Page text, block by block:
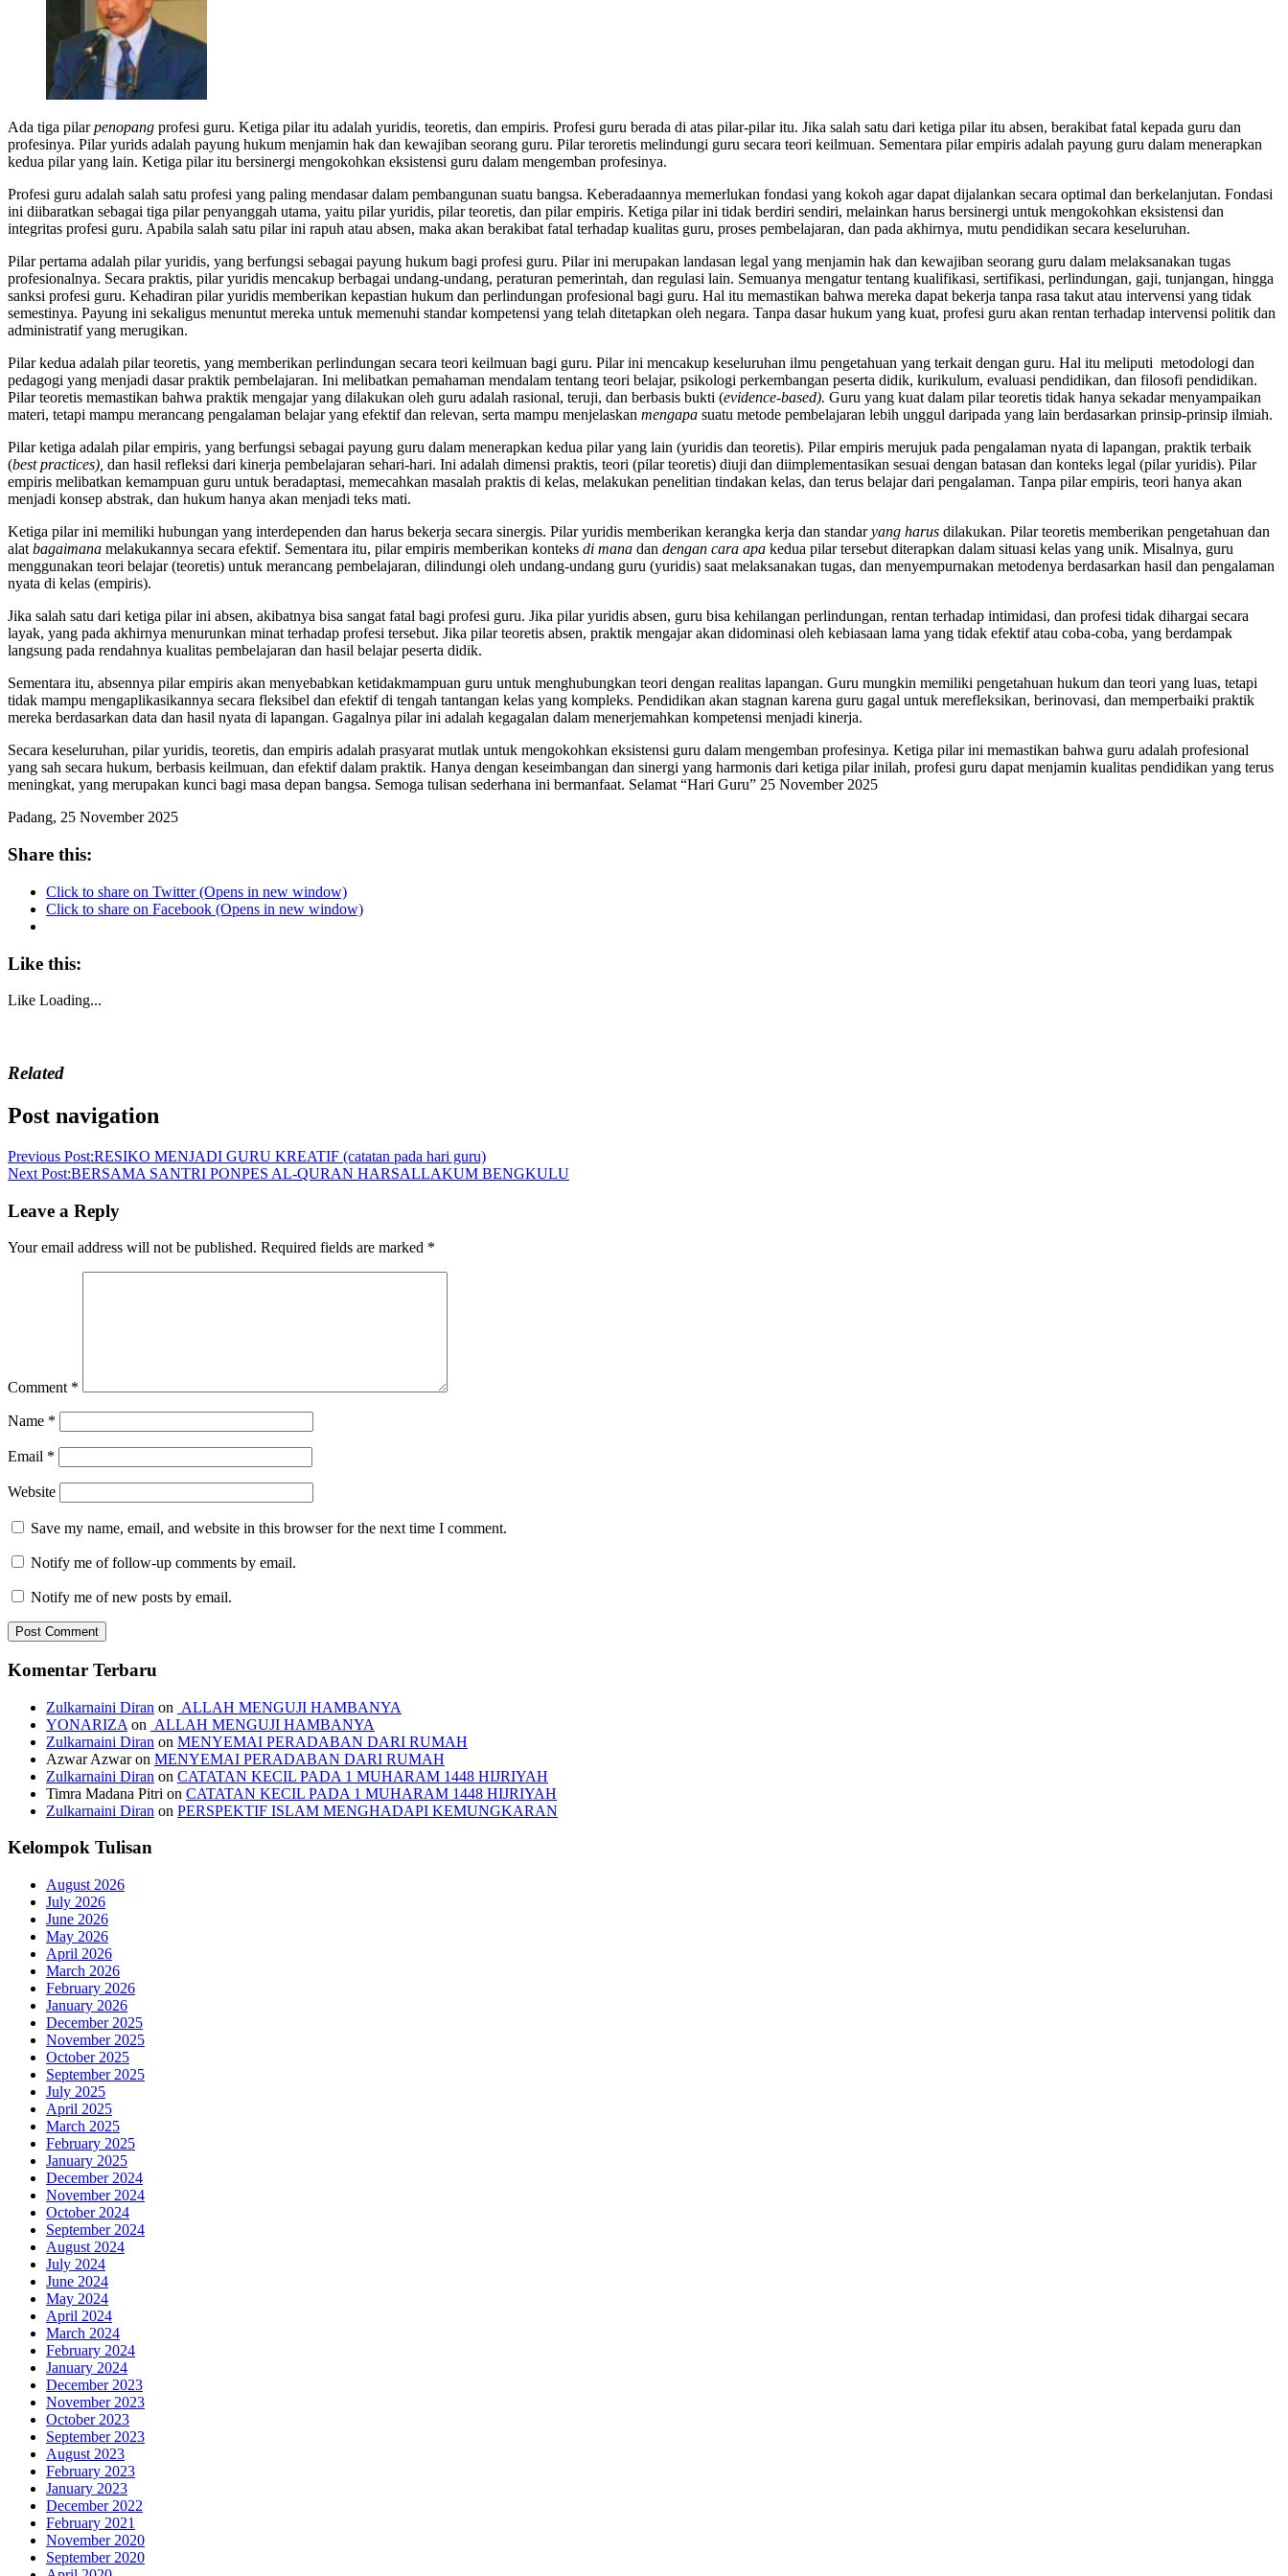
Ada tiga pilarpenopang profesi guru. Ketiga pilar itu adalah yuridis, teoretis, dan empiris. Profesi guru berada di atas pilar-pilar itu. Jika salah satu dari ketiga pilar itu absen, berakibat fatal kepada guru dan
profesinya. Pilar yurids adalah payung hukum menjamin hak dan kewajiban seorang guru. Pilar teroretis melindungi guru secara teori keilmuan. Sementara pilar empiris adalah payung guru dalam menerapkan
kedua pilar yang lain. Ketiga pilar itu bersinergi mengokohkan eksistensi guru dalam mengemban profesinya.
Profesi guru adalah salah satu profesi yang paling mendasar dalam pembangunan suatu bangsa. Keberadaannya memerlukan fondasi yang kokoh agar dapat dijalankan secara optimal dan berkelanjutan. Fondasi
ini diibaratkan sebagai tiga pilar penyanggah utama, yaitu pilar yuridis, pilar teoretis, dan pilar empiris. Ketiga pilar ini tidak berdiri sendiri, melainkan harus bersinergi untuk mengokohkan eksistensi dan
integritas profesi guru. Apabila salah satu pilar ini rapuh atau absen, maka akan berakibat fatal terhadap kualitas guru, proses pembelajaran, dan pada akhirnya, mutu pendidikan secara keseluruhan.
Pilar pertama adalah pilar yuridis, yang berfungsi sebagai payung hukum bagi profesi guru. Pilar ini merupakan landasan legal yang menjamin hak dan kewajiban seorang guru dalam melaksanakan tugas
profesionalnya. Secara praktis, pilar yuridis mencakup berbagai undang-undang, peraturan pemerintah, dan regulasi lain. Semuanya mengatur tentang kualifikasi, sertifikasi, perlindungan, gaji, tunjangan, hingga
sanksi profesi guru. Kehadiran pilar yuridis memberikan kepastian hukum dan perlindungan profesional bagi guru. Hal itu memastikan bahwa mereka dapat bekerja tanpa rasa takut atau intervensi yang tidak
semestinya. Payung ini sekaligus menuntut mereka untuk memenuhi standar kompetensi yang telah ditetapkan oleh negara. Tanpa dasar hukum yang kuat, profesi guru akan rentan terhadap intervensi politik dan
administratif yang merugikan.
Pilar kedua adalah pilar teoretis, yang memberikan perlindungan secara teori keilmuan bagi guru. Pilar ini mencakup keseluruhan ilmu pengetahuan yang terkait dengan guru. Hal itu meliputi metodologi dan
pedagogi yang menjadi dasar praktik pembelajaran. Ini melibatkan pemahaman mendalam tentang teori belajar, psikologi perkembangan peserta didik, kurikulum, evaluasi pendidikan, dan filosofi pendidikan.
Pilar teoretis memastikan bahwa praktik mengajar yang dilakukan oleh guru adalah rasional, teruji, dan berbasis bukti (evidence-based). Guru yang kuat dalam pilar teoretis tidak hanya sekadar menyampaikan
materi, tetapi mampu merancang pengalaman belajar yang efektif dan relevan, serta mampu menjelaskan mengapa suatu metode pembelajaran lebih unggul daripada yang lain berdasarkan prinsip-prinsip ilmiah.
Pilar ketiga adalah pilar empiris, yang berfungsi sebagai payung guru dalam menerapkan kedua pilar yang lain (yuridis dan teoretis). Pilar empiris merujuk pada pengalaman nyata di lapangan, praktik terbaik
(best practices), dan hasil refleksi dari kinerja pembelajaran sehari-hari. Ini adalah dimensi praktis, teori (pilar teoretis) diuji dan diimplementasikan sesuai dengan batasan dan konteks legal (pilar yuridis). Pilar
empiris melibatkan kemampuan guru untuk beradaptasi, memecahkan masalah praktis di kelas, melakukan penelitian tindakan kelas, dan terus belajar dari pengalaman. Tanpa pilar empiris, teori hanya akan
menjadi konsep abstrak, dan hukum hanya akan menjadi teks mati.
Ketiga pilar ini memiliki hubungan yang interdependen dan harus bekerja secara sinergis. Pilar yuridis memberikan kerangka kerja dan standaryang harus dilakukan. Pilar teoretis memberikan pengetahuan dan
alatbagaimana melakukannya secara efektif. Sementara itu, pilar empiris memberikan konteks di mana dan dengan cara apa kedua pilar tersebut diterapkan dalam situasi kelas yang unik. Misalnya, guru
menggunakan teori belajar (teoretis) untuk merancang pembelajaran, dilindungi oleh undang-undang guru (yuridis) saat melaksanakan tugas, dan menyempurnakan metodenya berdasarkan hasil dan pengalaman
nyata di kelas (empiris).
Jika salah satu dari ketiga pilar ini absen, akibatnya bisa sangat fatal bagi profesi guru. Jika pilar yuridis absen, guru bisa kehilangan perlindungan, rentan terhadap intimidasi, dan profesi tidak dihargai secara
layak, yang pada akhirnya menurunkan minat terhadap profesi tersebut. Jika pilar teoretis absen, praktik mengajar akan didominasi oleh kebiasaan lama yang tidak efektif atau coba-coba, yang berdampak
langsung pada rendahnya kualitas pembelajaran dan hasil belajar peserta didik.
Sementara itu, absennya pilar empiris akan menyebabkan ketidakmampuan guru untuk menghubungkan teori dengan realitas lapangan. Guru mungkin memiliki pengetahuan hukum dan teori yang luas, tetapi
tidak mampu mengaplikasikannya secara fleksibel dan efektif di tengah tantangan kelas yang kompleks. Pendidikan akan stagnan karena guru gagal untuk merefleksikan, berinovasi, dan memperbaiki praktik
mereka berdasarkan data dan hasil nyata di lapangan. Gagalnya pilar ini adalah kegagalan dalam menerjemahkan kompetensi menjadi kinerja.
Secara keseluruhan, pilar yuridis, teoretis, dan empiris adalah prasyarat mutlak untuk mengokohkan eksistensi guru dalam mengemban profesinya. Ketiga pilar ini memastikan bahwa guru adalah profesional
yang sah secara hukum, berbasis keilmuan, dan efektif dalam praktik. Hanya dengan keseimbangan dan sinergi yang harmonis dari ketiga pilar inilah, profesi guru dapat menjamin kualitas pendidikan yang terus
meningkat, yang merupakan kunci bagi masa depan bangsa. Semoga tulisan sederhana ini bermanfaat. Selamat “Hari Guru” 25 November 2025
Padang, 25 November 2025
Share this:
Click to share on Twitter (Opens in new window)
Click to share on Facebook (Opens in new window)
Like this:
Like Loading...
Related
Post navigation
Previous Post:RESIKO MENJADI GURU KREATIF (catatan pada hari guru)
Next Post:BERSAMA SANTRI PONPES AL-QURAN HARSALLAKUM BENGKULU
Leave a Reply
Your email address will not be published. Required fields are marked *
Comment *
Name *
Email *
Website
Save my name, email, and website in this browser for the next time I comment.
Notify me of follow-up comments by email.
Notify me of new posts by email.
Komentar Terbaru
Zulkarnaini Diran on ALLAH MENGUJI HAMBANYA
YONARIZA on ALLAH MENGUJI HAMBANYA
Zulkarnaini Diran on MENYEMAI PERADABAN DARI RUMAH
Azwar Azwaron MENYEMAI PERADABAN DARI RUMAH
Zulkarnaini Diran on CATATAN KECIL PADA 1 MUHARAM 1448 HIJRIYAH
Timra Madana Pitri on CATATAN KECIL PADA 1 MUHARAM 1448 HIJRIYAH
Zulkarnaini Diran on PERSPEKTIF ISLAM MENGHADAPI KEMUNGKARAN
Kelompok Tulisan
August 2026
July 2026
June 2026
May 2026
April 2026
March 2026
February 2026
January 2026
December 2025
November 2025
October 2025
September 2025
July 2025
April 2025
March 2025
February 2025
January 2025
December 2024
November 2024
October 2024
September 2024
August 2024
July 2024
June 2024
May 2024
April 2024
March 2024
February 2024
January 2024
December 2023
November 2023
October 2023
September 2023
August 2023
February 2023
January 2023
December 2022
February 2021
November 2020
September 2020